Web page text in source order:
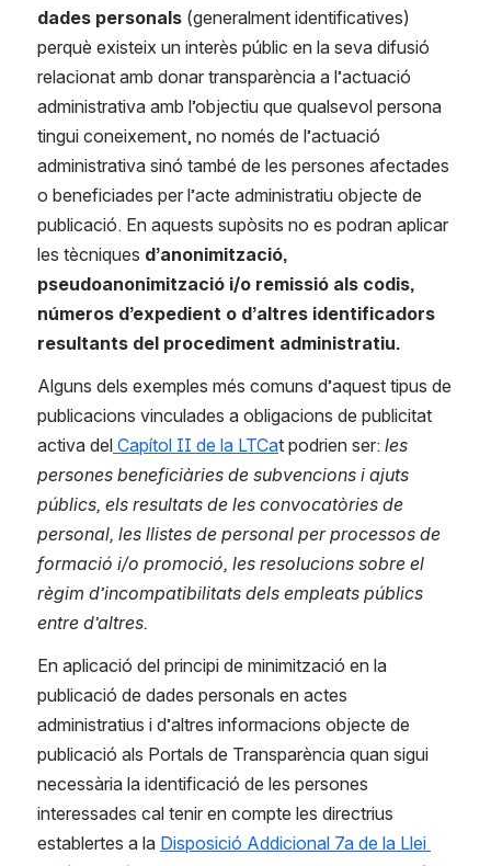
dades personals (generalment identificatives)
perquè existeix un interès públic en la seva difusió
relacionat amb donar transparència a l’actuació
administrativa amb l’objectiu que qualsevol persona
tingui coneixement, no només de l’actuació
administrativa sinó també de les persones afectades
o beneficiades per l’acte administratiu objecte de
publicació. En aquests supòsits no es podran aplicar
les tècniques d’anonimització,
pseudoanonimització i/o remissió als codis,
números d’expedient o d’altres identificadors
resultants del procediment administratiu.
Alguns dels exemples més comuns d’aquest tipus de
publicacions vinculades a obligacions de publicitat
activa del Capítol II de la LTCat podrien ser: les
persones beneficiàries de subvencions i ajuts
públics, els resultats de les convocatòries de
personal, les llistes de personal per processos de
formació i/o promoció, les resolucions sobre el
règim d’incompatibilitats dels empleats públics
entre d’altres.
En aplicació del principi de minimització en la
publicació de dades personals en actes
administratius i d’altres informacions objecte de
publicació als Portals de Transparència quan sigui
necessària la identificació de les persones
interessades cal tenir en compte les directrius
establertes a la Disposició Addicional 7a de la Llei